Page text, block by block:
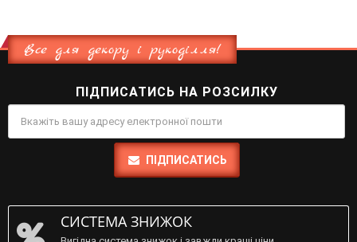
Все для декору і рукоділля!
ПІДПИСАТИСЬ НА РОЗСИЛКУ
ПІДПИСАТИСЬ
СИСТЕМА ЗНИЖОК